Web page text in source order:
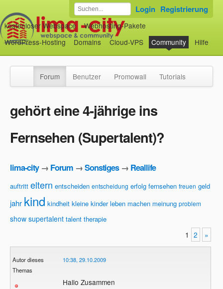
kostenloser Webspace
Webhosting-Pakete
WordPress-Hosting
Domains Cloud-VPS Community Hilfe
Login Registrierung
Forum Benutzer Promowall Tutorials
gehört eine 4-jährige ins
Fernsehen (Supertalent)?
lima-city→ Forum →Sonstiges→ Reallife
auftritt eltern entscheiden entscheidung erfolg fernsehen freuen geld
jahr kind kindheit kleine kinder leben machen meinung problem
show supertalent talent therapie
1 2 »
Autor dieses
Themas
10:38, 29.10.2009
Hallo Zusammen